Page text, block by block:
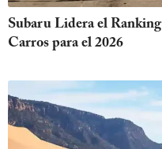
Subaru Lidera el
Carros para el 2026